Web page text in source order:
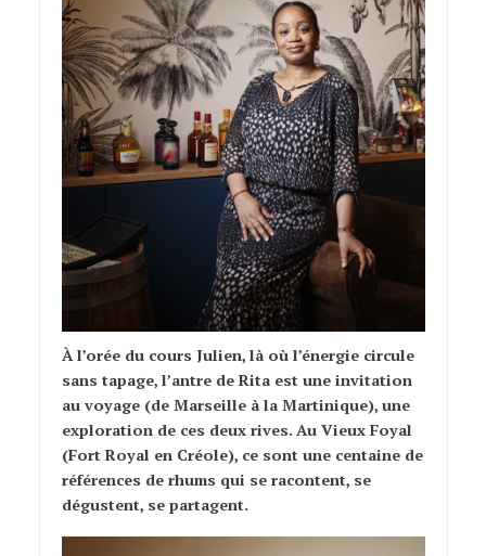
À l’orée du cours Julien, là où l’énergie circule
sans tapage, l’antre de Rita est une invitation
au voyage (de Marseille à la Martinique), une
exploration de ces deux rives. Au Vieux Foyal
(Fort Royal en Créole), ce sont une centaine de
références de rhums qui se racontent, se
dégustent, se partagent.